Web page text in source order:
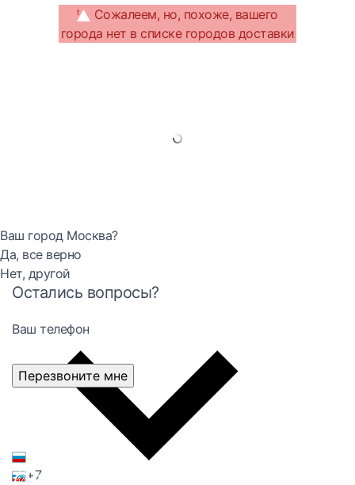
Сожалеем, но, похоже, вашего
города нет в списке городов доставки
Ваш город Москва?
Да, все верно
Нет, другой
Остались вопросы?
Ваш телефон
+7
Перезвоните мне